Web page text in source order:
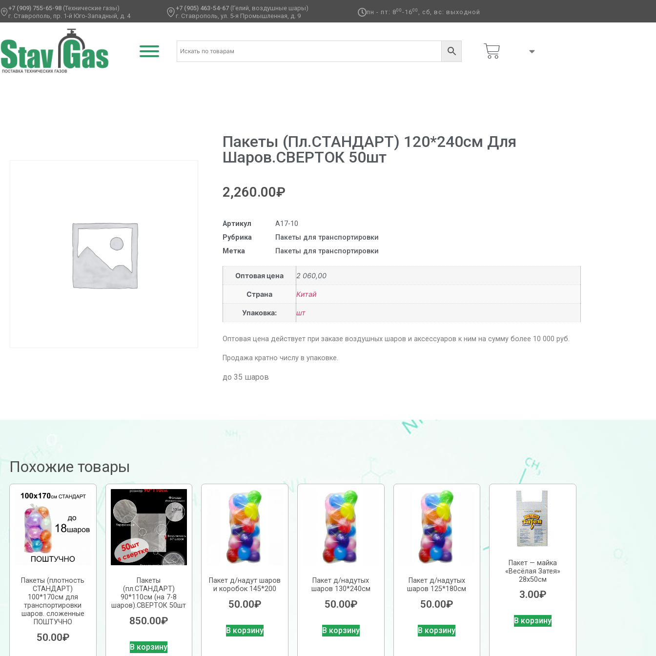
+7 (909) 755-65-98 (Технические газы)
г. Ставрополь, пр. 1-й Юго-Западный, д. 4
+7 (905) 463-54-67 (Гелий, воздушные шары)
г. Ставрополь, ул. 5-я Промышленная, д. 9 ​
пн - пт: 800-1600 , сб, вс: выходной
Пакеты (пл.СТАНДАРТ) 120*240см Для
Шаров.СВЕРТОК 50шт
2,260.00₽
Артикул
А17-10
Рубрика
Пакеты для транспортировки
Метка
Пакеты для транспортировки
Оптовая цена 2 060,00
Страна Китай
Упаковка: шт
Оптовая цена действует при заказе воздушных шаров и аксессуаров к ним на сумму более 10 000 руб.
Продажа кратно числу в упаковке.
до 35 шаров
Похожие товары
Пакеты (плотность
СТАНДАРТ)
100*170см для
транспортировки
шаров. сложенные
ПОШТУЧНО
50.00₽
Пакеты
(пл.СТАНДАРТ)
90*110см (на 7-8
шаров).СВЕРТОК 50шт
850.00₽
В корзину
Пакет д/надут шаров
и коробок 145*200
50.00₽
В корзину
Пакет д/надутых
шаров 130*240см
50.00₽
В корзину
Пакет д/надутых
шаров 125*180см
50.00₽
В корзину
Пакет — майка
«Весёлая Затея»
28х50см
3.00₽
В корзину